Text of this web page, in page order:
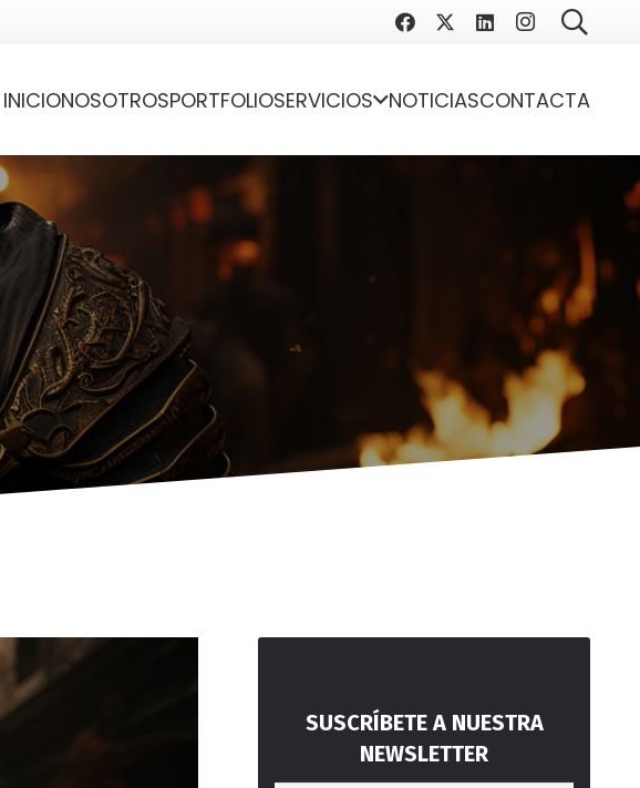
INICIONOSOTROSPORTFOLIOSERVICIOS NOTICIASCONTACTA
SUSCRÍBETE A NUESTRA
NEWSLETTER